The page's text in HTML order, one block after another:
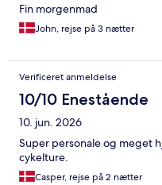
Fin morgenmad
John, rejse på 3 nætter
Verificeret anmeldelse
10/10 Enestående
10. jun. 2026
Super personale og meget
cykelture.
Casper, rejse på 2 nætter